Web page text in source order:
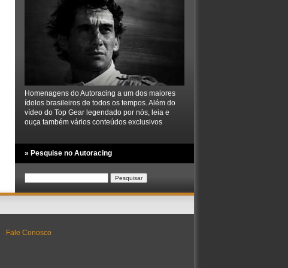
Homenagens do Autoracing a um dos maiores
ídolos brasileiros de todos os tempos. Além do
vídeo do Top Gear legendado por nós, leia e
ouça também vários conteúdos exclusivos
» Pesquise no Autoracing
por:
Fale Conosco